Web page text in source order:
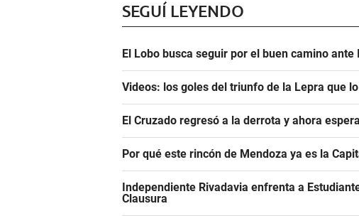
SEGUÍ LEYENDO
El Lobo busca seguir por el buen camino
Videos: los goles del triunfo de la Lepra que
El Cruzado regresó a la derrota y ahora
Por qué este rincón de Mendoza ya es la
Independiente Rivadavia enfrenta a
Clausura